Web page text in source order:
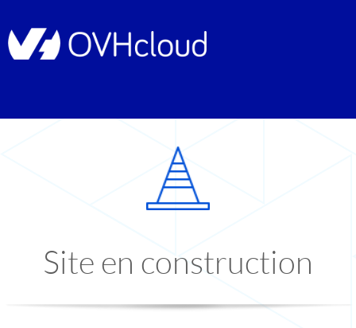
Site en construction